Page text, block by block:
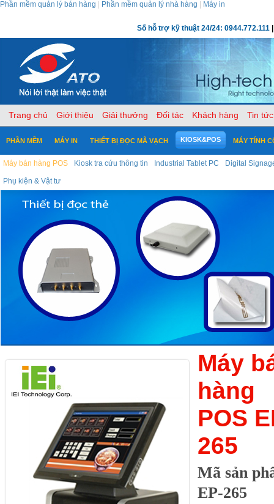
Phần mềm quản lý bán hàng Phần mềm quản lý nhà hàng Máy in
Số hỗ trợ kỹ thuật 24/24: 0944.772.111
Trang chủ Giới thiệu Giải thưởng Đối tác Khách hàng Tin tức
PHẦN MỀM MÁY IN THIẾT BỊ ĐỌC MÃ VẠCH KIOSK&POS
Máy bán hàng POS Kiosk tra cứu thông tin Industrial Tablet PC Digital
Phụ kiện & Vật tư
MÁY TÍNH
Máy
hàng
POS
265
Mã sản
EP-265